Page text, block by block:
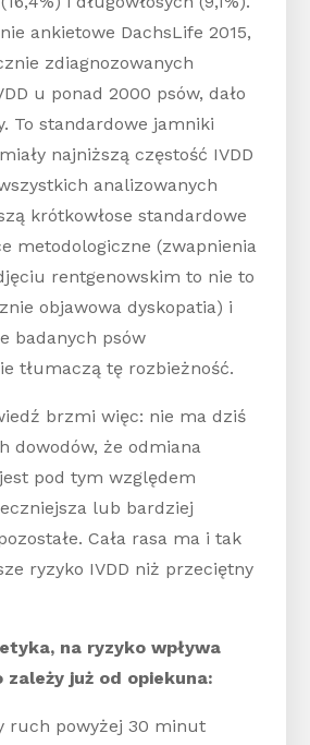
ankietowe DachsLife 2015,
zdiagnozowanych
u ponad 2000 psów, dało
To standardowe jamniki
najniższą częstość IVDD
analizowanych
krótkowłose standardowe
metodologiczne (zwapnienia
rentgenowskim to nie to
objawowa dyskopatia) i
badanych psów
tłumaczą tę rozbieżność.
brzmi więc: nie ma dziś
dowodów, że odmiana
pod tym względem
lub bardziej
Cała rasa ma i tak
ryzyko IVDD niż przeciętny
na ryzyko wpływa
już od opiekuna:
ruch powyżej 30 minut